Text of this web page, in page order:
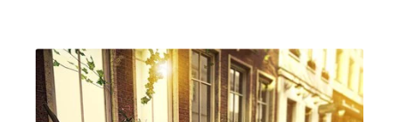
Jetzt steht fest, wann Betroffenen rechtmäßig
Geld zusteht.